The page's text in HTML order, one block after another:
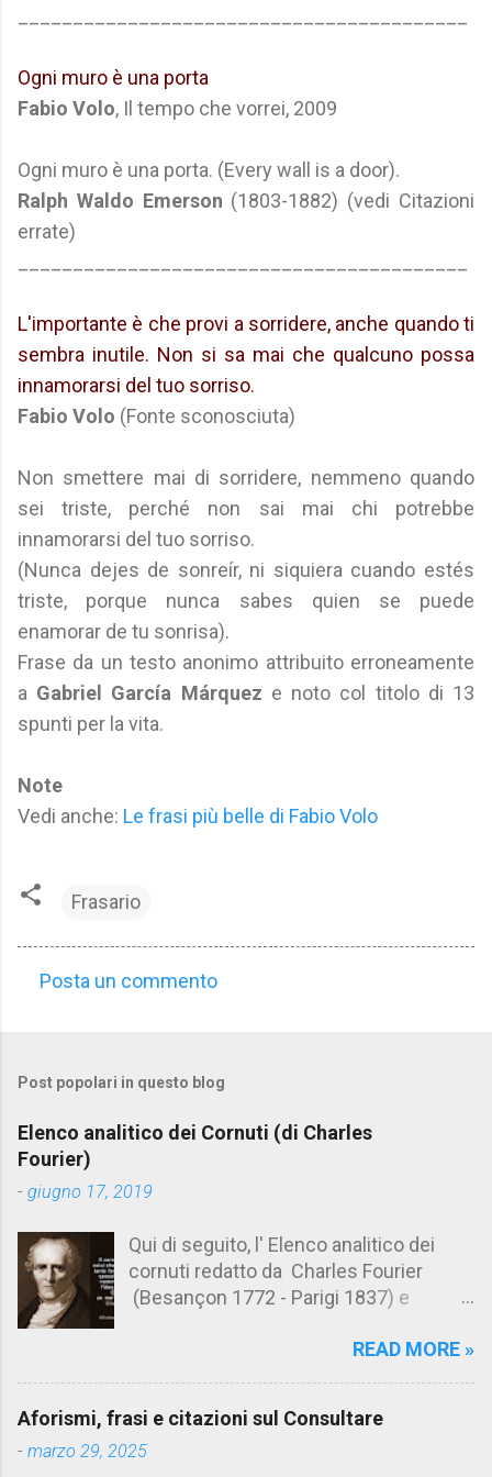
Ogni muro è una porta
Fabio Volo, Il tempo che vorrei, 2009
Ogni muro è una porta. (Every wall is a door).
Ralph Waldo Emerson (1803-1882) (vedi Citazioni
errate)
L'importante è che provi a sorridere, anche quando ti
sembra inutile. Non si sa mai che qualcuno possa
innamorarsi del tuo sorriso.
Fabio Volo (Fonte sconosciuta)
Non smettere mai di sorridere, nemmeno quando
sei triste, perché non sai mai chi potrebbe
innamorarsi del tuo sorriso.
(Nunca dejes de sonreír, ni siquiera cuando estés
triste, porque nunca sabes quien se puede
enamorar de tu sonrisa).
Frase da un testo anonimo attribuito erroneamente
a Gabriel García Márquez e noto col titolo di 13
spunti per la vita.
Note
Vedi anche: Le frasi più belle di Fabio Volo
Frasario
m
e
n
t
Posta un commento
Post popolari in questo blog
Elenco analitico dei Cornuti (di Charles
Fourier)
- giugno 17, 2019
Qui di seguito, l' Elenco analitico dei
cornuti redatto da Charles Fourier
(Besançon 1772 - Parigi 1837) e
Aforismario trovi anche una raccolta di
cornuto pretenzioso: colui che ritiene
sua moglie tanto fortunata, per averlo
READ MORE »
Aforismi, frasi e citazioni sul Consultare
- marzo 29, 2025